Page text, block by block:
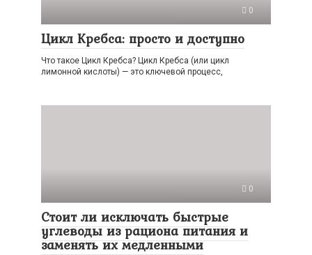
0
Цикл Кребса: просто и доступно
Что такое Цикл Кребса? Цикл Кребса (или цикл
лимонной кислоты) — это ключевой процесс,
0
Стоит ли исключать быстрые
углеводы из рациона питания и
заменять их медленными